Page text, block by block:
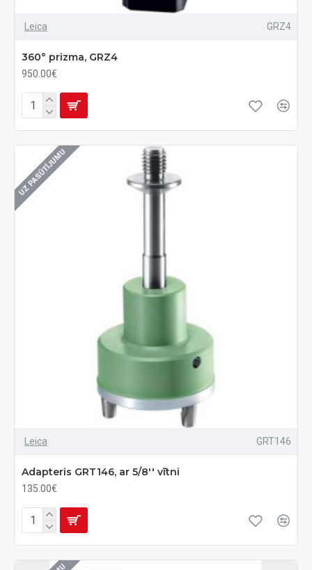
Leica GRZ4
360° prizma, GRZ4
950.00€
UZ PASŪTĪJUMU
Leica GRT146
Adapteris GRT146, ar 5/8'' vītni
135.00€